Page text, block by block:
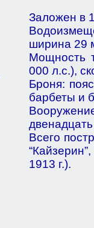
Заложен в
ширина 29
Мощность
000 л.с.),
Броня:
барбеты и
Всего
1913 г.).